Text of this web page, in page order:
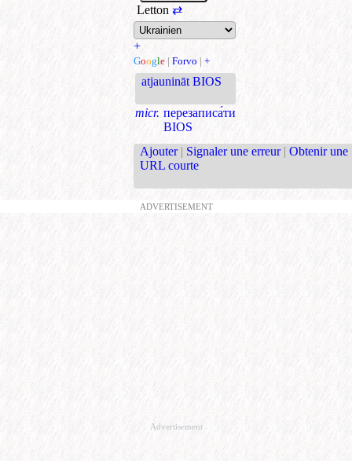
Letton ⇄
+
Google | Forvo | +
atjaunināt BIOS
micr. перезаписа́ти
BIOS
Ajouter | Signaler une erreur | Obtenir une
URL courte
ADVERTISEMENT
Advertisement